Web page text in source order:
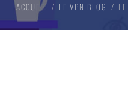
ACCUEIL LE VPN BLOG